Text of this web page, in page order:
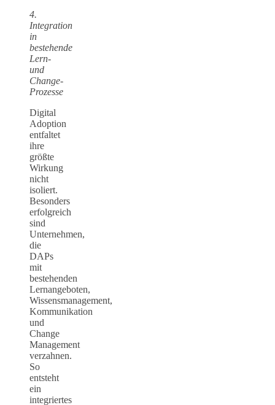
4.
Integration
in
bestehende
Lern-
und
Change-
Prozesse
Digital
Adoption
entfaltet
ihre
größte
Wirkung
nicht
isoliert.
Besonders
erfolgreich
sind
Unternehmen,
die
DAPs
mit
bestehenden
Lernangeboten,
Wissensmanagement,
Kommunikation
und
Change
Management
verzahnen.
So
entsteht
ein
integriertes